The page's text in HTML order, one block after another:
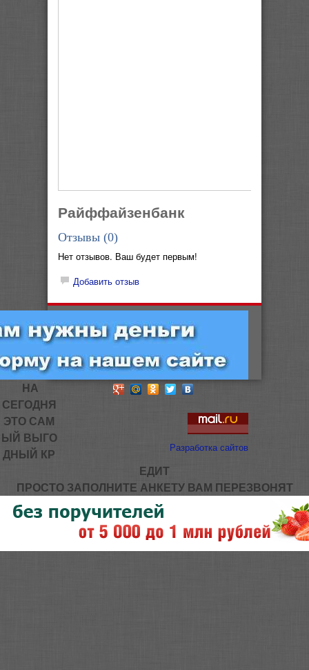
Райффайзенбанк
Отзывы (0)
Нет отзывов. Ваш будет первым!
Добавить отзыв
Разработка сайтов
НА
СЕГОДНЯ
ЭТО САМ
ЫЙ ВЫГО
ДНЫЙ КР
ЕДИТ
ПРОСТО ЗАПОЛНИТЕ АНКЕТУ ВАМ ПЕРЕЗВОНЯТ